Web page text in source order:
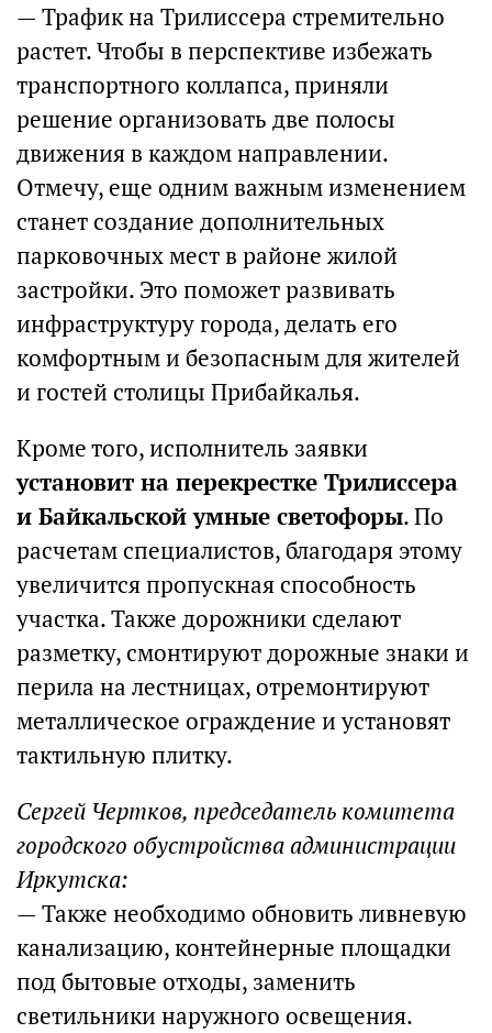
— Трафик на Трилиссера стремительно
растет. Чтобы в перспективе избежать
транспортного коллапса, приняли
решение организовать две полосы
движения в каждом направлении.
Отмечу, еще одним важным изменением
станет создание дополнительных
парковочных мест в районе жилой
застройки. Это поможет развивать
инфраструктуру города, делать его
комфортным и безопасным для жителей
и гостей столицы Прибайкалья.
Кроме того, исполнитель заявки
установит на перекрестке Трилиссера
и Байкальской умные светофоры. По
расчетам специалистов, благодаря этому
увеличится пропускная способность
участка. Также дорожники сделают
разметку, смонтируют дорожные знаки и
перила на лестницах, отремонтируют
металлическое ограждение и установят
тактильную плитку.
Сергей Чертков, председатель комитета
городского обустройства администрации
Иркутска:
— Также необходимо обновить ливневую
канализацию, контейнерные площадки
под бытовые отходы, заменить
светильники наружного освещения.